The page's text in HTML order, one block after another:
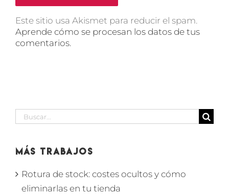
Este sitio usa Akismet para reducir el spam.
Aprende cómo se procesan los datos de tus
comentarios.
Buscar:
Más Trabajos
Rotura de stock: costes ocultos y cómo
eliminarlas en tu tienda